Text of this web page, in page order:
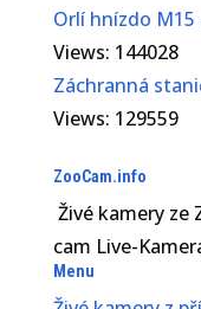
Orlí hnízdo M15
Views: 144028
Záchranná
Views: 129559
ZooCam.info
Živé kamery ze
cam Live-
Menu